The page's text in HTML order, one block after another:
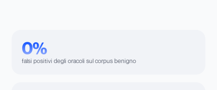
0%
falsi positivi degli oracoli sul corpus benigno